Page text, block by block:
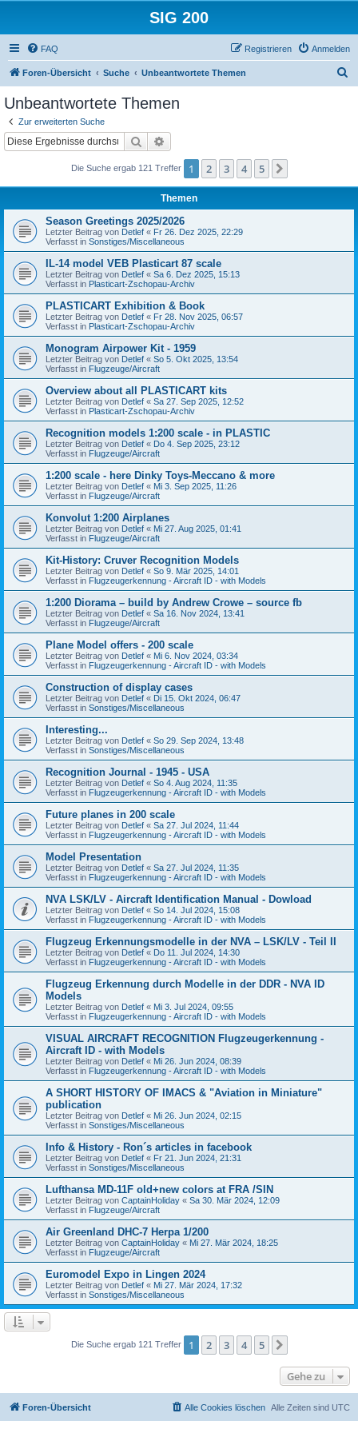
SIG 200
FAQ Anmelden
Registrieren
Foren-Übersicht Suche Unbeantwortete Themen
Unbeantwortete Themen
Zur erweiterten Suche
Suche
Die Suche ergab 121 Treffer 1 2 3 4 5
Themen
Season Greetings 2025/2026
Letzter Beitrag von Detlef « Fr 26. Dez 2025, 22:29
Verfasst in Sonstiges/Miscellaneous
IL-14 model VEB Plasticart 87 scale
Letzter Beitrag von Detlef « Sa 6. Dez 2025, 15:13
Verfasst in Plasticart-Zschopau-Archiv
PLASTICART Exhibition & Book
Letzter Beitrag von Detlef « Fr 28. Nov 2025, 06:57
Verfasst in Plasticart-Zschopau-Archiv
Monogram Airpower Kit - 1959
Letzter Beitrag von Detlef « So 5. Okt 2025, 13:54
Verfasst in Flugzeuge/Aircraft
Overview about all PLASTICART kits
Letzter Beitrag von Detlef « Sa 27. Sep 2025, 12:52
Verfasst in Plasticart-Zschopau-Archiv
Recognition models 1:200 scale - in PLASTIC
Letzter Beitrag von Detlef « Do 4. Sep 2025, 23:12
Verfasst in Flugzeuge/Aircraft
1:200 scale - here Dinky Toys-Meccano & more
Letzter Beitrag von Detlef « Mi 3. Sep 2025, 11:26
Verfasst in Flugzeuge/Aircraft
Konvolut 1:200 Airplanes
Letzter Beitrag von Detlef « Mi 27. Aug 2025, 01:41
Verfasst in Flugzeuge/Aircraft
Kit-History: Cruver Recognition Models
Letzter Beitrag von Detlef « So 9. Mär 2025, 14:01
Verfasst in Flugzeugerkennung - Aircraft ID - with Models
1:200 Diorama – build by Andrew Crowe – source fb
Letzter Beitrag von Detlef « Sa 16. Nov 2024, 13:41
Verfasst in Flugzeuge/Aircraft
Plane Model offers - 200 scale
Letzter Beitrag von Detlef « Mi 6. Nov 2024, 03:34
Verfasst in Flugzeugerkennung - Aircraft ID - with Models
Construction of display cases
Letzter Beitrag von Detlef « Di 15. Okt 2024, 06:47
Verfasst in Sonstiges/Miscellaneous
Interesting...
Letzter Beitrag von Detlef « So 29. Sep 2024, 13:48
Verfasst in Sonstiges/Miscellaneous
Recognition Journal - 1945 - USA
Letzter Beitrag von Detlef « So 4. Aug 2024, 11:35
Verfasst in Flugzeugerkennung - Aircraft ID - with Models
Future planes in 200 scale
Letzter Beitrag von Detlef « Sa 27. Jul 2024, 11:44
Verfasst in Flugzeugerkennung - Aircraft ID - with Models
Model Presentation
Letzter Beitrag von Detlef « Sa 27. Jul 2024, 11:35
Verfasst in Flugzeugerkennung - Aircraft ID - with Models
NVA LSK/LV - Aircraft Identification Manual - Dowload
Letzter Beitrag von Detlef « So 14. Jul 2024, 15:08
Verfasst in Flugzeugerkennung - Aircraft ID - with Models
Flugzeug Erkennungsmodelle in der NVA – LSK/LV - Teil II
Letzter Beitrag von Detlef « Do 11. Jul 2024, 14:30
Verfasst in Flugzeugerkennung - Aircraft ID - with Models
Flugzeug Erkennung durch Modelle in der DDR - NVA ID
Models
Letzter Beitrag von Detlef « Mi 3. Jul 2024, 09:55
Verfasst in Flugzeugerkennung - Aircraft ID - with Models
VISUAL AIRCRAFT RECOGNITION Flugzeugerkennung -
Aircraft ID - with Models
Letzter Beitrag von Detlef « Mi 26. Jun 2024, 08:39
Verfasst in Flugzeugerkennung - Aircraft ID - with Models
A SHORT HISTORY OF IMACS & "Aviation in Miniature"
publication
Letzter Beitrag von Detlef « Mi 26. Jun 2024, 02:15
Verfasst in Sonstiges/Miscellaneous
Info & History - Ron´s articles in facebook
Letzter Beitrag von Detlef « Fr 21. Jun 2024, 21:31
Verfasst in Sonstiges/Miscellaneous
Lufthansa MD-11F old+new colors at FRA /SIN
Letzter Beitrag von CaptainHoliday « Sa 30. Mär 2024, 12:09
Verfasst in Flugzeuge/Aircraft
Air Greenland DHC-7 Herpa 1/200
Letzter Beitrag von CaptainHoliday « Mi 27. Mär 2024, 18:25
Verfasst in Flugzeuge/Aircraft
Euromodel Expo in Lingen 2024
Letzter Beitrag von Detlef « Mi 27. Mär 2024, 17:32
Verfasst in Sonstiges/Miscellaneous
Die Suche ergab 121 Treffer 1 2 3 4 5
Gehe zu
Foren-Übersicht Alle Zeiten sind UTC
Alle Cookies löschen